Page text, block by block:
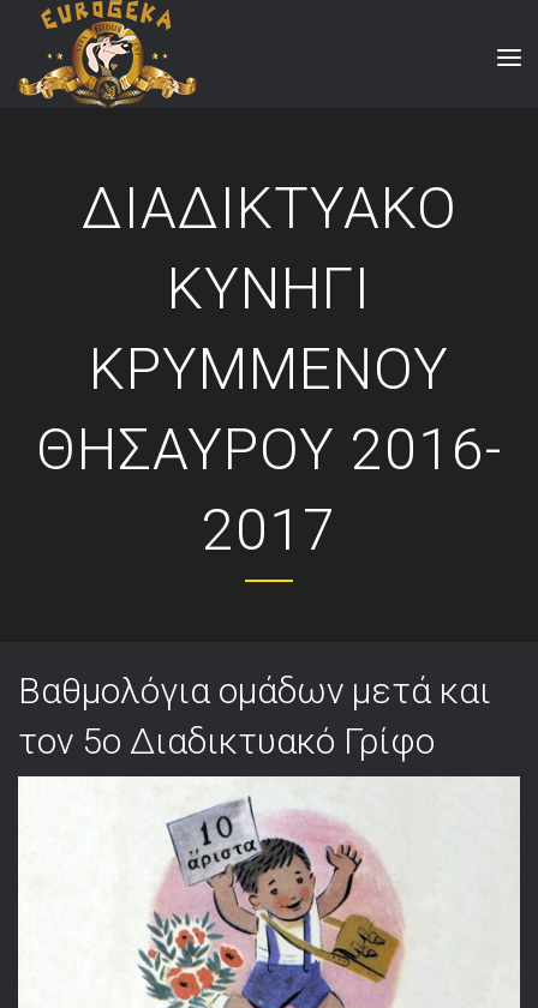
ΔΙΑΔΙΚΤΥΑΚΟ
ΚΥΝΗΓΙ
ΚΡΥΜΜΕΝΟΥ
ΘΗΣΑΥΡΟΥ 2016-
2017
Βαθμολόγια ομάδων μετά και
τον 5ο Διαδικτυακό Γρίφο